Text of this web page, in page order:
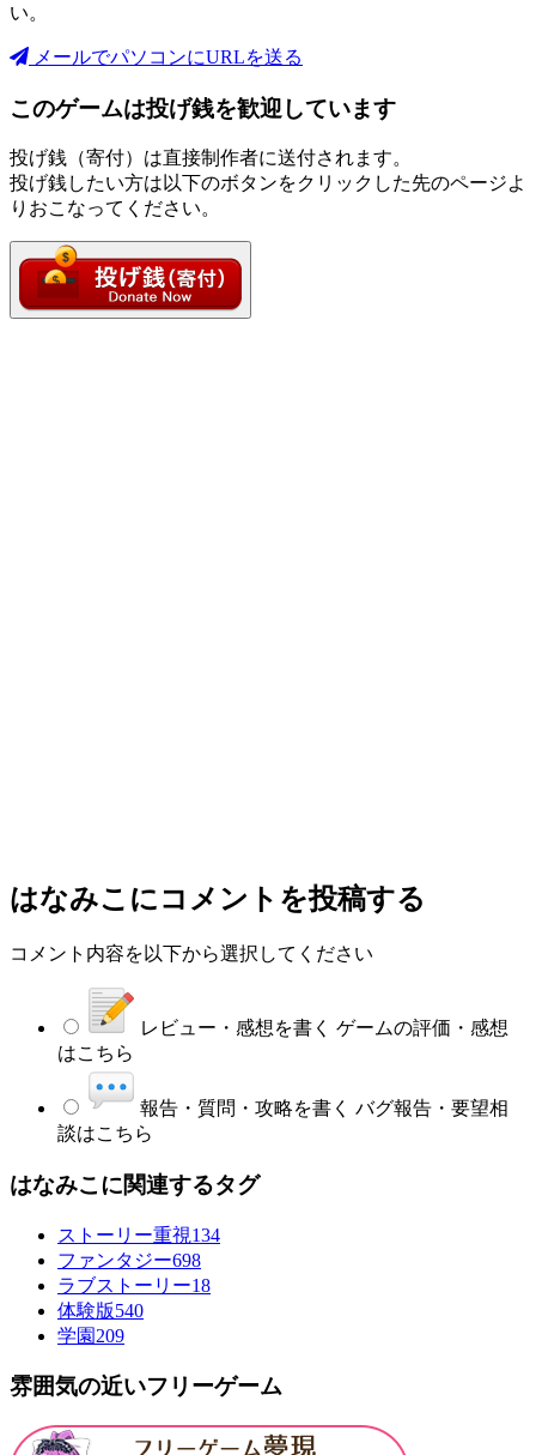
い。
メールでパソコンにURLを送る
このゲームは投げ銭を歓迎しています
投げ銭（寄付）は直接制作者に送付されます。
投げ銭したい方は以下のボタンをクリックした先のページよ
りおこなってください。
はなみこ にコメントを投稿する
コメント内容を以下から選択してください
レビュー・感想を書く ゲームの評価・感想
はこちら
報告・質問・攻略を書く バグ報告・要望相
談はこちら
はなみこに関連するタグ
ストーリー重視134
ファンタジー698
ラブストーリー18
体験版540
学園 209
雰囲気の近いフリーゲーム